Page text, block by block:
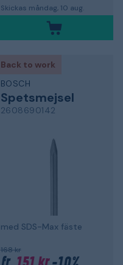
Skickas måndag, 10 aug.
Back to work
BOSCH
Spetsmejsel
2608690142
med SDS-Max fäste
168 kr